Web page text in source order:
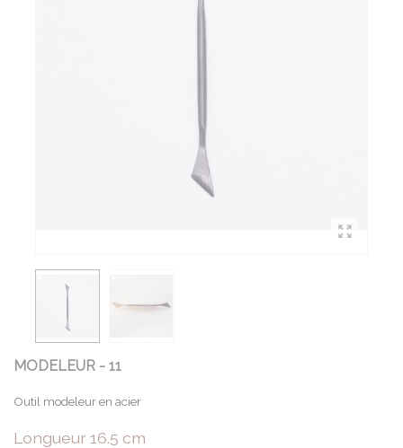
MODELEUR - 11
Outil modeleur en acier
Longueur 16.5 cm